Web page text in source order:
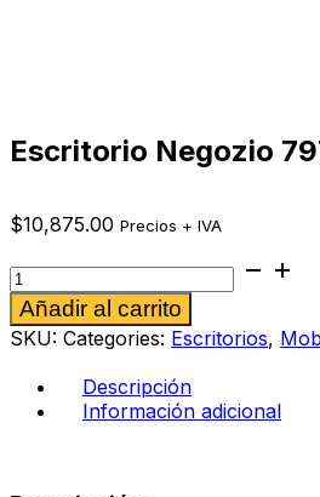
Escritorio Negozio
$10,875.00 Precios + IVA
Escritorio
Negozio
797
color
ceniza
Añadir al carrito
SKU: Categories: Escritorios,
Descripción
Información adicional